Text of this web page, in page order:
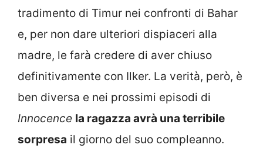
tradimento di Timur nei confronti di Bahar
e, per non dare ulteriori dispiaceri alla
madre, le farà credere di aver chiuso
definitivamente con Ilker. La verità, però, è
ben diversa e nei prossimi episodi di
Innocence la ragazza avrà una terribile
sorpresa il giorno del suo compleanno.